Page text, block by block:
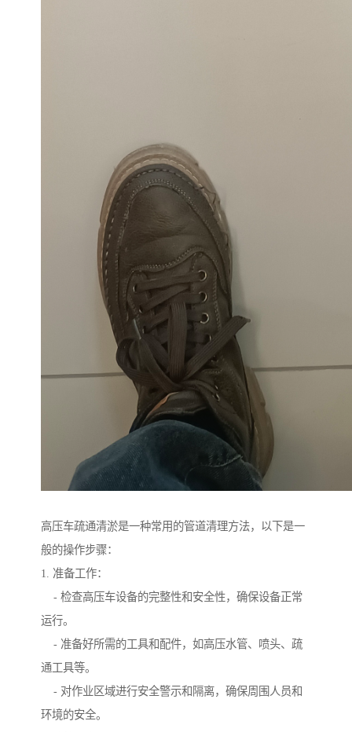
高压车疏通清淤是一种常用的管道清理方法，以下是一
般的操作步骤：
1. 准备工作：
- 检查高压车设备的完整性和安全性，确保设备正常
运行。
- 准备好所需的工具和配件，如高压水管、喷头、疏
通工具等。
- 对作业区域进行安全警示和隔离，确保周围人员和
环境的安全。